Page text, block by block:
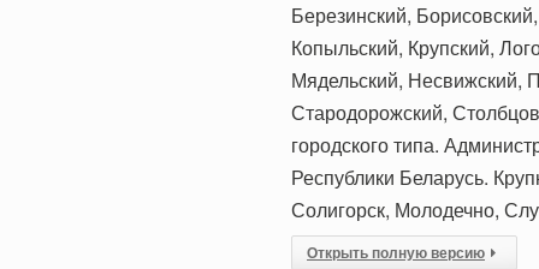
Березинский,
Копыльский, Крупский,
Мядельский, Несвижский,
Стародорожский,
городского типа.
Республики Беларусь.
Солигорск, Молодечно,
Открыть полную версию